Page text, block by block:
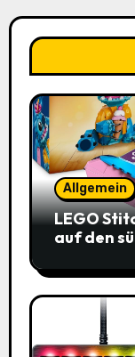
Allgemein
LEGO
auf den